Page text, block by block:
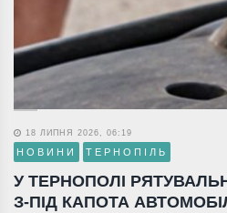
18 ЛИПНЯ 2026, 06:19
НОВИНИ ТЕРНОПІЛЬ
У ТЕРНОПОЛІ
З-ПІД КАПОТА